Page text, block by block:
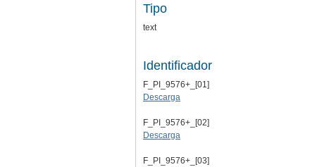
Tipo
text
Identificador
F_PI_9576+_[01]
Descarga
F_PI_9576+_[02]
Descarga
F_PI_9576+_[03]